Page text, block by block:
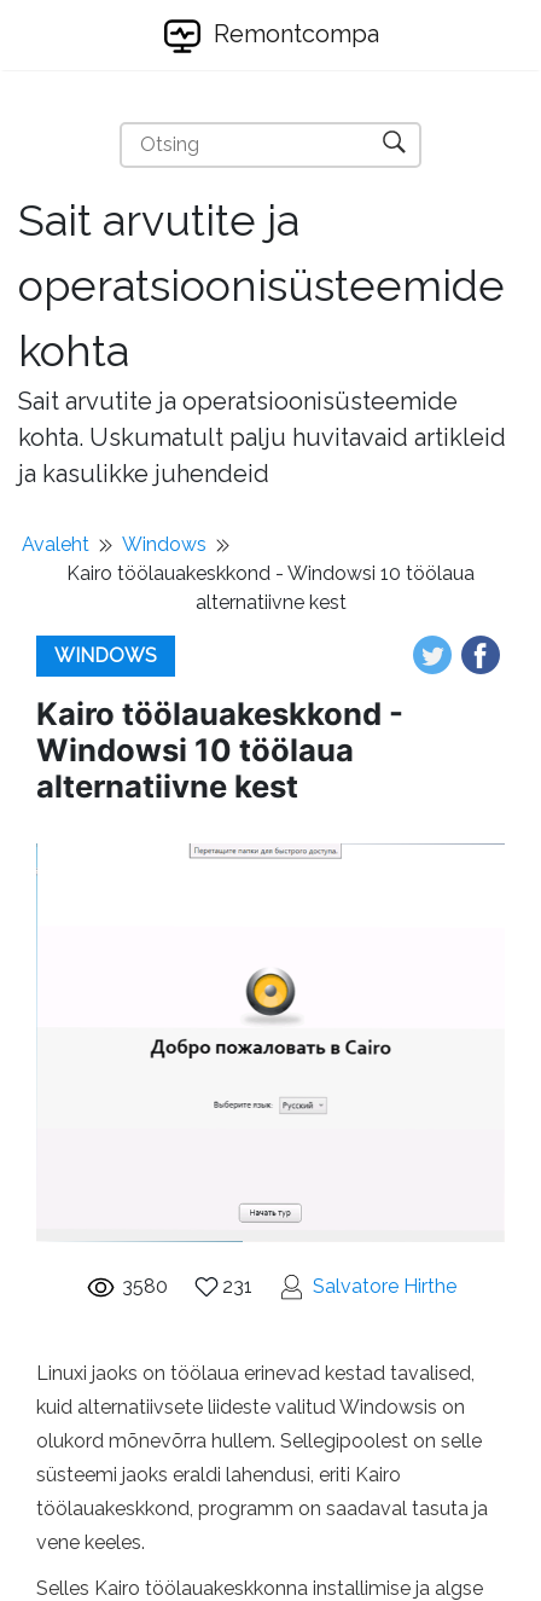
Remontcompa
Sait arvutite ja
operatsioonisüsteemide
kohta
Sait arvutite ja operatsioonisüsteemide
kohta. Uskumatult palju huvitavaid artikleid
ja kasulikke juhendeid
Avaleht
Windows
Kairo töölauakeskkond - Windowsi 10 töölaua
alternatiivne kest
WINDOWS
Kairo töölauakeskkond -
Windowsi 10 töölaua
alternatiivne kest
3580 231 Salvatore Hirthe
Linuxi jaoks on töölaua erinevad kestad tavalised,
kuid alternatiivsete liideste valitud Windowsis on
olukord mõnevõrra hullem. Sellegipoolest on selle
süsteemi jaoks eraldi lahendusi, eriti Kairo
töölauakeskkond, programm on saadaval tasuta ja
vene keeles.
Selles Kairo töölauakeskkonna installimise ja algse